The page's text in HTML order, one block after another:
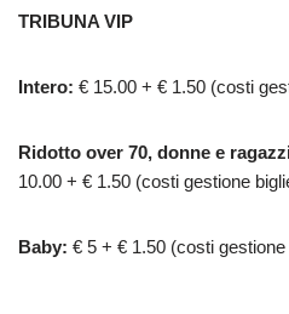
TRIBUNA VIP
Intero: € 15.00 + € 1.50 (costi
Ridotto over 70, donne e
10.00 + € 1.50 (costi gestione
Baby: € 5 + € 1.50 (costi gestione